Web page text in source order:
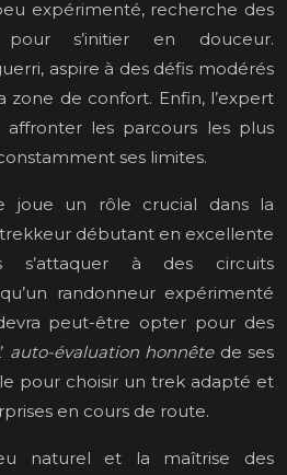
expérimenté, recherche des
pour s’initier en douceur.
aspire à des défis modérés
zone de confort. Enfin, l’expert
les parcours les plus
ses limites.
joue un rôle crucial dans la
débutant en excellente
s’attaquer à des circuits
randonneur expérimenté
peut-être opter pour des
auto-évaluation honnête de ses
pour choisir un trek adapté et
en cours de route.
naturel et la maîtrise des